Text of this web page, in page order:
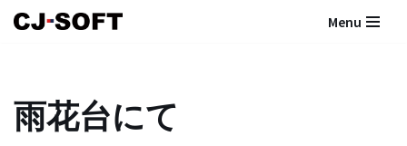
ン
ツ
Menu
雨花台にて